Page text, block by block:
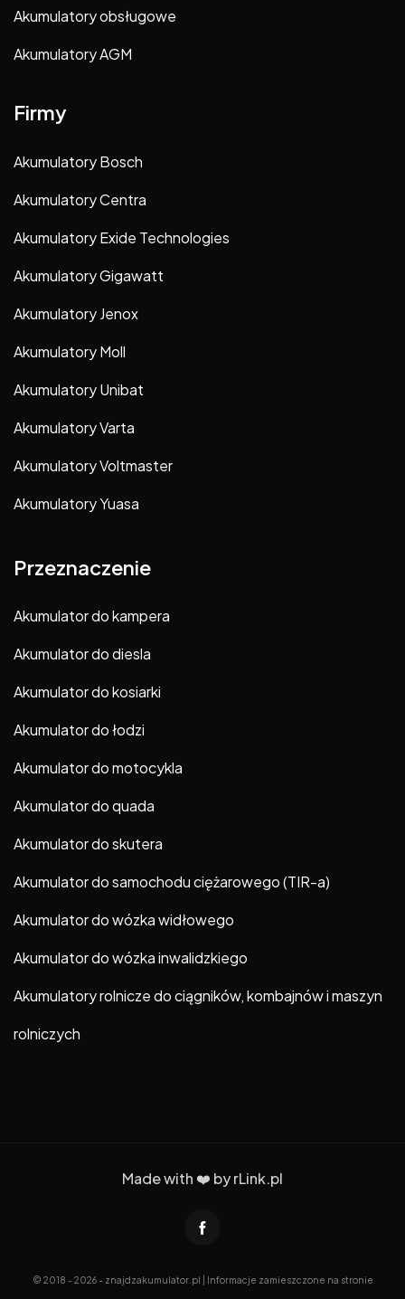
Akumulatory obsługowe
Akumulatory AGM
Firmy
Akumulatory Bosch
Akumulatory Centra
Akumulatory Exide Technologies
Akumulatory Gigawatt
Akumulatory Jenox
Akumulatory Moll
Akumulatory Unibat
Akumulatory Varta
Akumulatory Voltmaster
Akumulatory Yuasa
Przeznaczenie
Akumulator do kampera
Akumulator do diesla
Akumulator do kosiarki
Akumulator do łodzi
Akumulator do motocykla
Akumulator do quada
Akumulator do skutera
Akumulator do samochodu ciężarowego (TIR-a)
Akumulator do wózka widłowego
Akumulator do wózka inwalidzkiego
Akumulatory rolnicze do ciągników, kombajnów i maszyn
rolniczych
Made with ❤️ byrLink.pl
© 2018 - 2026 - znajdzakumulator.pl | Informacje zamieszczone na stronie